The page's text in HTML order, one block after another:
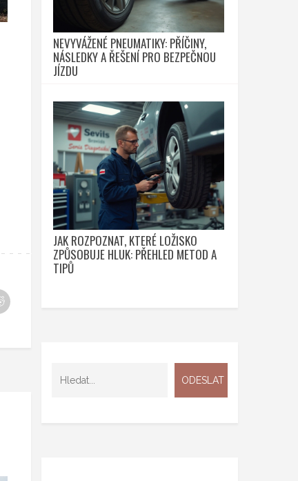
NEVYVÁŽENÉ PNEUMATIKY: PŘÍČINY,
NÁSLEDKY A ŘEŠENÍ PRO BEZPEČNOU
JÍZDU
JAK ROZPOZNAT, KTERÉ LOŽISKO
ZPŮSOBUJE HLUK: PŘEHLED METOD A
TIPŮ